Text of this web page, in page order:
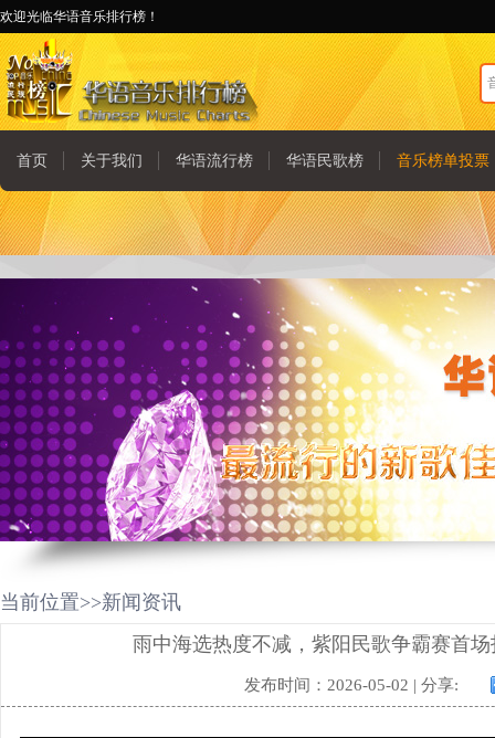
欢迎光临华语音乐排行榜！
首页 关于我们 华语流行榜 华语民歌榜 音乐榜单投票
当前位置>>新闻资讯
雨中海选热度不减，紫阳民歌争霸赛首
发布时间：2026-05-02 | 分享: